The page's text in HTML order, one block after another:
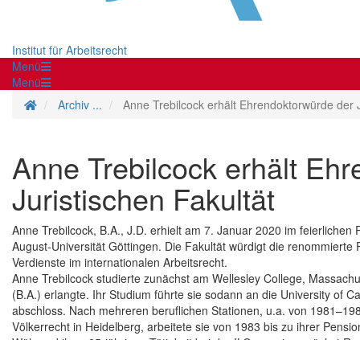
Institut für Arbeitsrecht
Menü
Menü
Startseite
Archiv ... Anne Trebilcock erhält Ehrendoktorwürde der
Anne Trebilcock erhält
Juristischen Fakultät
Anne Trebilcock, B.A., J.D. erhielt am 7. Januar 2020 im
August-Universität Göttingen. Die Fakultät würdigt die
Verdienste im internationalen Arbeitsrecht.
Anne Trebilcock studierte zunächst am Wellesley College,
(B.A.) erlangte. Ihr Studium führte sie sodann an die University of
abschloss. Nach mehreren beruflichen Stationen, u.a. von
Völkerrecht in Heidelberg, arbeitete sie von 1983 bis zu ihrer